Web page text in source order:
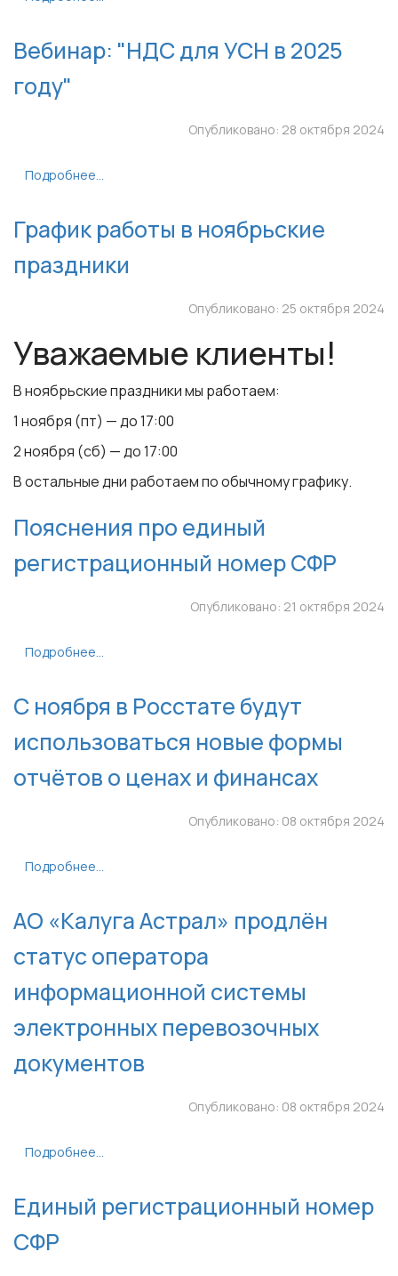
Вебинар: "НДС для УСН в 2025
году"
Опубликовано: 28 октября 2024
Подробнее...
График работы в ноябрьские
праздники
Опубликовано: 25 октября 2024
Уважаемые клиенты!
В ноябрьские праздники мы работаем:
1 ноября (пт) — до 17:00
2 ноября (сб) — до 17:00
В остальные дни работаем по обычному графику.
Пояснения про единый
регистрационный номер СФР
Опубликовано: 21 октября 2024
Подробнее...
С ноября в Росстате будут
использоваться новые формы
отчётов о ценах и финансах
Опубликовано: 08 октября 2024
Подробнее...
АО «Калуга Астрал» продлён
статус оператора
информационной системы
электронных перевозочных
документов
Опубликовано: 08 октября 2024
Подробнее...
Единый регистрационный номер
СФР